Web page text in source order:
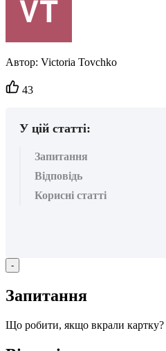
Автор: Victoria Tovchko
Кількість
вподобайок:
43
У цій статті:
Запитання
Відповідь
Корисні статті
-
Запитання
Що робити, якщо вкрали картку?